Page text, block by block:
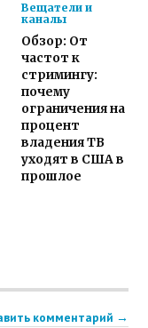
Вещатели и
каналы
Обзор: От
частот к
стримингу:
почему
ограничения на
процент
владения ТВ
уходят в США в
прошлое
комментарий →